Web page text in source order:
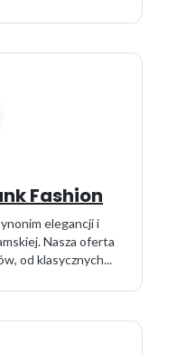
Fashion
elegancji i
Nasza oferta
od klasycznych...